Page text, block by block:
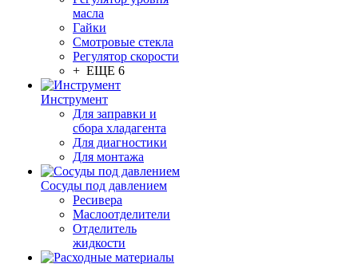
масла
Гайки
Смотровые стекла
Регулятор скорости
+ ЕЩЕ 6
Инструмент
Для заправки и
сбора хладагента
Для диагностики
Для монтажа
Сосуды под давлением
Ресивера
Маслоотделители
Отделитель
жидкости